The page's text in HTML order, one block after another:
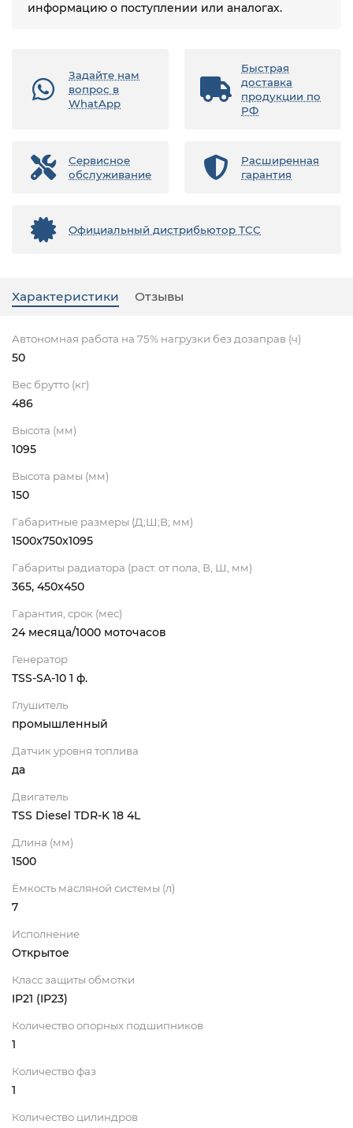
информацию о поступлении или аналогах.
Задайте нам
вопрос в
WhatApp
Быстрая
доставка
продукции по
РФ
Сервисное
обслуживание
Расширенная
гарантия
Официальный дистрибьютор ТСС
Характеристики Отзывы
Автономная работа на 75% нагрузки без дозаправ (ч)
50
Вес брутто (кг)
486
Высота (мм)
1095
Высота рамы (мм)
150
Габаритные размеры (Д;Ш;В; мм)
1500x750x1095
Габариты радиатора (раст. от пола, В, Ш, мм)
365, 450x450
Гарантия, срок (мес)
24 месяца/1000 моточасов
Генератор
TSS-SA-10 1 ф.
Глушитель
промышленный
Датчик уровня топлива
да
Двигатель
TSS Diesel TDR-K 18 4L
Длина (мм)
1500
Ёмкость масляной системы (л)
7
Исполнение
Открытое
Класс защиты обмотки
IP21 (IP23)
Количество опорных подшипников
1
Количество фаз
1
Количество цилиндров